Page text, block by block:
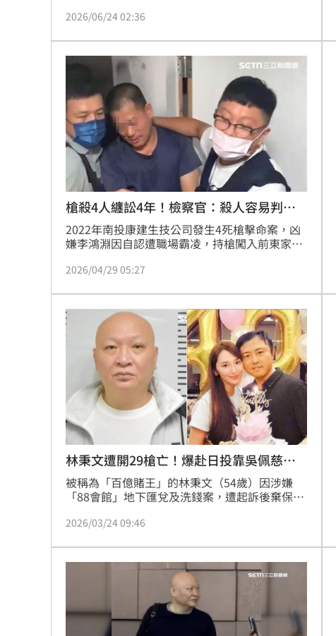
弟、女兒及2名員工慘遭槍殺，一、二審均被判
更一審。今日（24日）更一審審結，仍判3個死
刑、褫奪公權終身。對此，被害人委任律師黃靖
閔表示，本案判死刑除了能安撫家屬情緒，也符
合國人對重大殺人案件的法律情感。
2026/06/24 02:36
槍殺4人纏訟4年！檢察官：殺人容易判死
難
2022年南投康建生技公司發生4死槍擊命案，凶
嫌李鴻淵因自認遭職場霸凌，持槍闖入前東家
被判處死刑；但最高法院以此案鑑定未做更生教
公訴檢察官鄧巧羚在法庭上感嘆，李鴻淵槍殺4
人，鐵證如山，司法程序跑了近4年仍停滯不
前，直言「殺人如此容易，要判死刑卻如此困
難」，建請法院維持死刑判決才符合罪責相當原
2026/04/29 05:27
林秉文遭開29槍亡！爆赴日投靠吳佩慈男
友
被稱為「百億賭王」的林秉文（54歲）因涉嫌
「88會館」地下匯兌及洗錢案，遭起訴後棄保潛
刑式槍殺，身中29槍、其中5槍打中頭部慘死，
北地院發布通緝並沒入保釋金時，曾被爆出飛到
日本投靠女星吳佩慈的男友紀曉波。
2026/03/24 09:46